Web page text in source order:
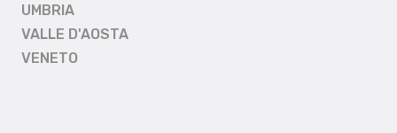
UMBRIA
VALLE D'AOSTA
VENETO